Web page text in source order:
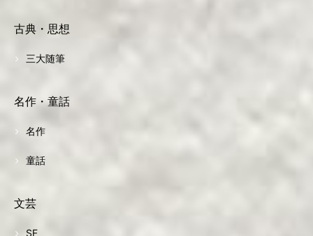
古典・思想
三大随筆
名作・童話
名作
童話
文芸
SF